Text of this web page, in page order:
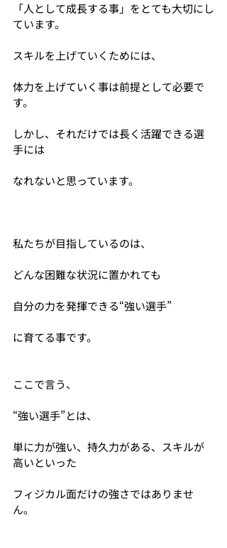
「人として成長する事」をとても大切にし
ています。
スキルを上げていくためには、
体力を上げていく事は前提として必要で
す。
しかし、それだけでは長く活躍できる選
手には
なれないと思っています。
私たちが目指しているのは、
どんな困難な状況に置かれても
自分の力を発揮できる“強い選手”
に育てる事です。
ここで言う、
“強い選手”とは、
単に力が強い、持久力がある、スキルが
高いといった
フィジカル面だけの強さではありませ
ん。